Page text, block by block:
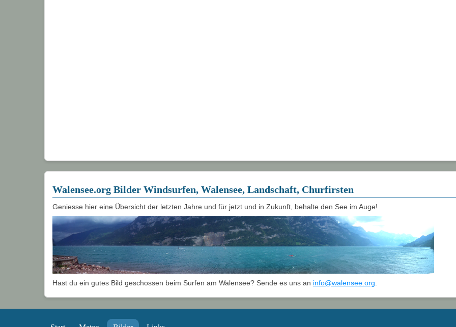
Walensee.org Bilder Windsurfen, Walensee, Landschaft, Churfirsten
Geniesse hier eine Übersicht der letzten Jahre und für jetzt und in Zukunft, behalte den See im Auge!
Hast du ein gutes Bild geschossen beim Surfen am Walensee? Sende es uns an info@walensee.org